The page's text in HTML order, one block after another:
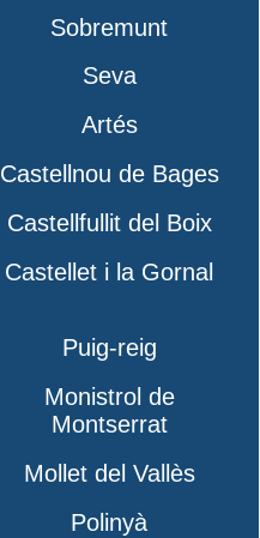
Sobremunt
Seva
Artés
Castellnou de Bages
Castellfullit del Boix
Castellet i la Gornal
Puig-reig
Monistrol de
Montserrat
Mollet del Vallès
Polinyà